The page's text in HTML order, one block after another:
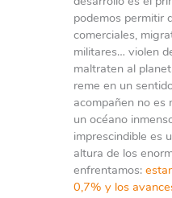
podemos permitir
comerciales,
militares… violen
maltraten al
reme en un
acompañen no es
un océano
imprescindible es
altura de los
enfrentamos:
0,7% y los